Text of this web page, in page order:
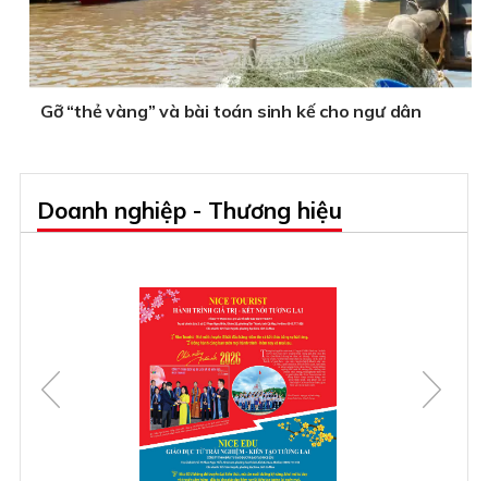
Gỡ “thẻ vàng” và bài toán sinh kế cho ngư dân
Doanh nghiệp - Thương hiệu